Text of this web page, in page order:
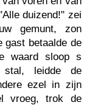
duizend!" zei
gemunt, zon
gast betaalde de
waard sloop s
stal, leidde de
ezel in zijn
vroeg, trok de